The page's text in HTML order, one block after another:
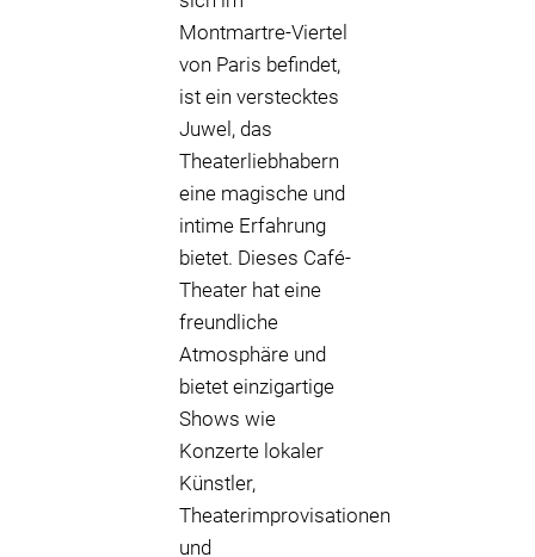
Montmartre-Viertel
von Paris befindet,
ist ein verstecktes
Juwel, das
Theaterliebhabern
eine magische und
intime Erfahrung
bietet. Dieses Café-
Theater hat eine
freundliche
Atmosphäre und
bietet einzigartige
Shows wie
Konzerte lokaler
Künstler,
Theaterimprovisationen
und